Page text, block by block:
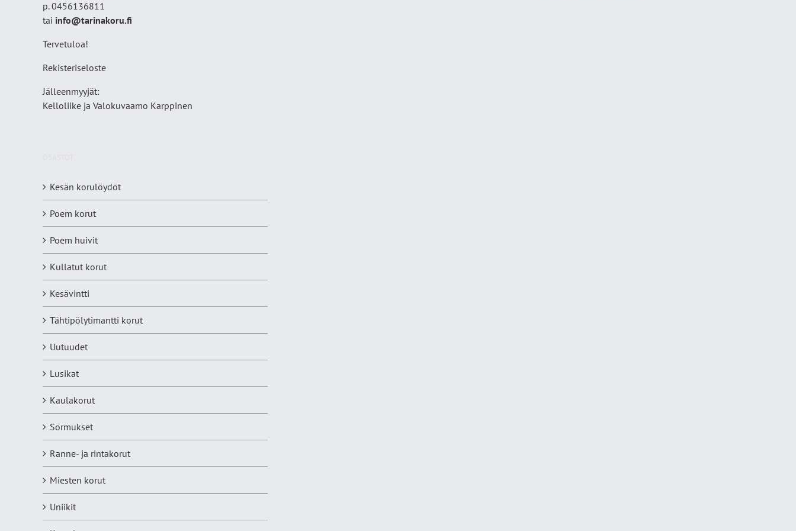
p. 0456136811
tai info@tarinakoru.fi
Tervetuloa!
Rekisteriseloste
Jälleenmyyjät:
Kelloliike ja Valokuvaamo Karppinen
Kesän korulöydöt
Poem korut
Poem huivit
Kullatut korut
Kesävintti
Tähtipölytimantti korut
Uutuudet
Lusikat
Kaulakorut
Sormukset
Ranne- ja rintakorut
Miesten korut
Uniikit